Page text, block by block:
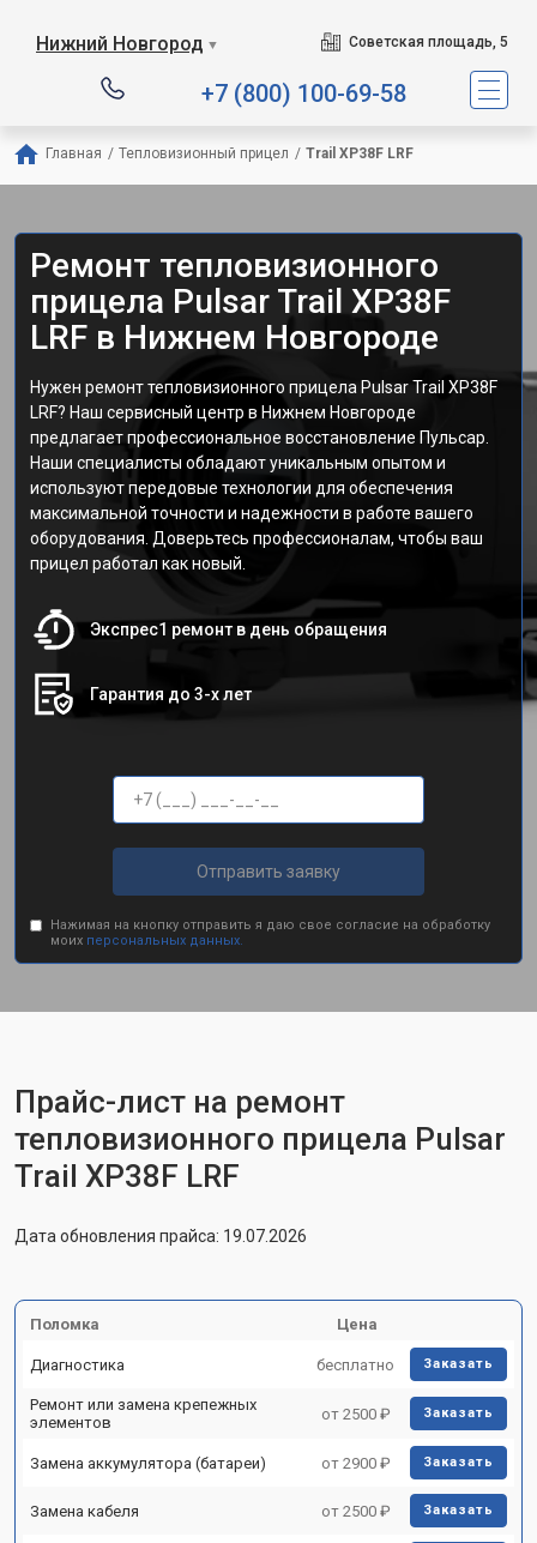
Нижний Новгород ▼ Советская площадь, 5
+7 (800) 100-69-58
Главная / Тепловизионный прицел / Trail XP38F LRF
Ремонт тепловизионного
прицела Pulsar Trail XP38F
LRF в Нижнем Новгороде
Нужен ремонт тепловизионного прицела Pulsar Trail XP38F
LRF? Наш сервисный центр в Нижнем Новгороде
предлагает профессиональное восстановление Пульсар.
Наши специалисты обладают уникальным опытом и
используют передовые технологии для обеспечения
максимальной точности и надежности в работе вашего
оборудования. Доверьтесь профессионалам, чтобы ваш
прицел работал как новый.
Экспрес1 ремонт в день обращения
Гарантия до 3-х лет
Отправить заявку
Нажимая на кнопку отправить я даю свое согласие на обработку
моих персональных данных.
Прайс-лист на ремонт
тепловизионного прицела Pulsar
Trail XP38F LRF
Дата обновления прайса: 19.07.2026
Поломка Цена
Диагностика бесплатно Заказать
Ремонт или замена крепежных
элементов
от 2500 ₽ Заказать
Замена аккумулятора (батареи) от 2900 ₽ Заказать
Замена кабеля от 2500 ₽ Заказать